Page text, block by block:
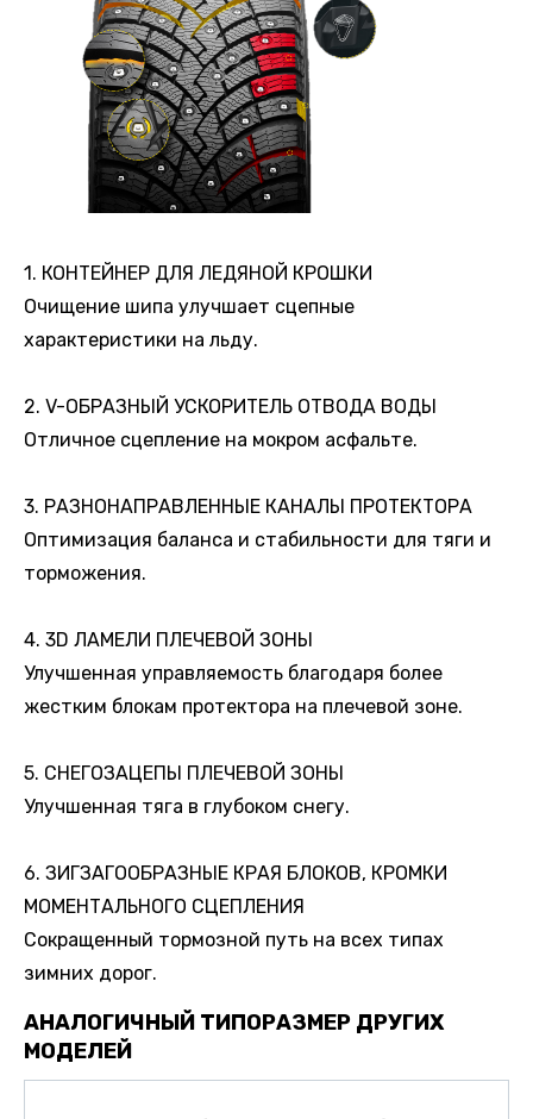
1. КОНТЕЙНЕР ДЛЯ ЛЕДЯНОЙ КРОШКИ
Очищение шипа улучшает сцепные
характеристики на льду.
2. V-ОБРАЗНЫЙ УСКОРИТЕЛЬ ОТВОДА ВОДЫ
Отличное сцепление на мокром асфальте.
3. РАЗНОНАПРАВЛЕННЫЕ КАНАЛЫ ПРОТЕКТОРА
Оптимизация баланса и стабильности для тяги и
торможения.
4. 3D ЛАМЕЛИ ПЛЕЧЕВОЙ ЗОНЫ
Улучшенная управляемость благодаря более
жестким блокам протектора на плечевой зоне.
5. СНЕГОЗАЦЕПЫ ПЛЕЧЕВОЙ ЗОНЫ
Улучшенная тяга в глубоком снегу.
6. ЗИГЗАГООБРАЗНЫЕ КРАЯ БЛОКОВ, КРОМКИ
МОМЕНТАЛЬНОГО СЦЕПЛЕНИЯ
Сокращенный тормозной путь на всех типах
зимних дорог.
АНАЛОГИЧНЫЙ ТИПОРАЗМЕР ДРУГИХ
МОДЕЛЕЙ